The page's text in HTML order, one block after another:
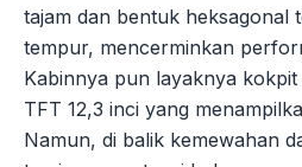
tajam dan bentuk heksagonal
tempur, mencerminkan
Kabinnya pun layaknya
TFT 12,3 inci yang
Namun, di balik kemewahan